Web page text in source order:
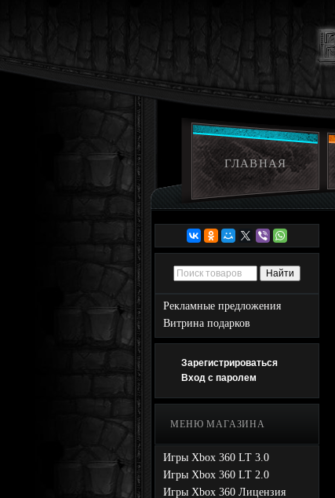
ГЛАВНАЯ
Рекламные предложения
Витрина подарков
Зарегистрироваться
Вход с паролем
МЕНЮ МАГАЗИНА
Игры Xbox 360 LT 3.0
Игры Xbox 360 LT 2.0
Игры Xbox 360 Лицензия